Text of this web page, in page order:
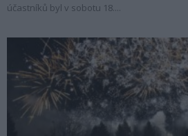
účastníků byl v sobotu 18....